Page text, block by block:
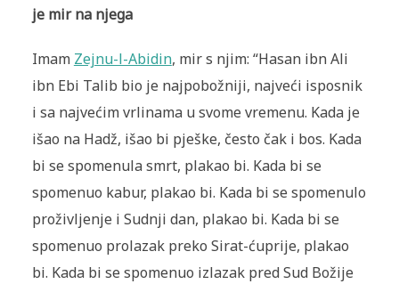
je mir na njega
Imam Zejnu-l-Abidin, mir s njim: “Hasan ibn Ali
ibn Ebi Talib bio je najpobožniji, najveći isposnik
i sa najvećim vrlinama u svome vremenu. Kada je
išao na Hadž, išao bi pješke, često čak i bos. Kada
bi se spomenula smrt, plakao bi. Kada bi se
spomenuo kabur, plakao bi. Kada bi se spomenulo
proživljenje i Sudnji dan, plakao bi. Kada bi se
spomenuo prolazak preko Sirat-ćuprije, plakao
bi. Kada bi se spomenuo izlazak pred Sud Božije